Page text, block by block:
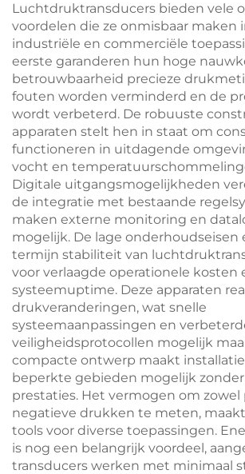
Luchtdruktransducers bieden vele
voordelen die ze onmisbaar maken
industriële en commerciële
eerste garanderen hun hoge
betrouwbaarheid precieze
fouten worden verminderd en de
wordt verbeterd. De robuuste
apparaten stelt hen in staat om
functioneren in uitdagende
vocht en
Digitale uitgangsmogelijkheden
de integratie met bestaande
maken externe monitoring en
mogelijk. De lage onderhoudseisen
termijn stabiliteit van
voor verlaagde operationele kosten
systeemuptime. Deze apparaten
drukveranderingen, wat snelle
systeemaanpassingen en
veiligheidsprotocollen mogelijk
compacte ontwerp maakt
beperkte gebieden mogelijk zonder
prestaties. Het vermogen om zowel
negatieve drukken te meten,
tools voor diverse toepassingen.
is nog een belangrijk voordeel,
transducers werken met minimaal